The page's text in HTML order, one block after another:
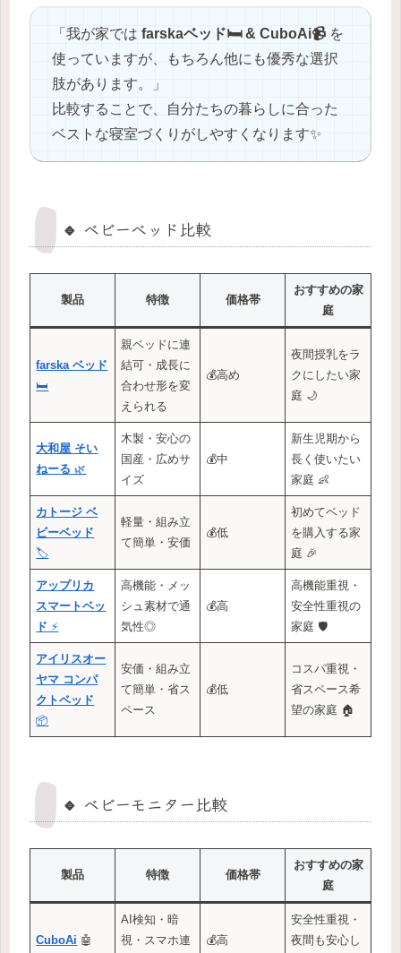
「我が家では farskaベッド🛏️ & CuboAi📹 を
使っていますが、もちろん他にも優秀な選択
肢があります。」
比較することで、自分たちの暮らしに合った
ベストな寝室づくりがしやすくなります✨
🔹 ベビーベッド比較
製品 特徴 価格帯
おすすめの家
庭
farska ベッド
🛏️
親ベッドに連
結可・成長に
合わせ形を変
えられる
💰高め
夜間授乳をラ
クにしたい家
庭 🌙
大和屋 そい
ねーる 🌿
木製・安心の
国産・広めサ
イズ
💰中
新生児期から
長く使いたい
家庭 👶
カトージ ベ
ビーベッド
🏷️
軽量・組み立
て簡単・安価
💰低
初めてベッド
を購入する家
庭 🎉
アップリカ
スマートベッ
ド ⚡
高機能・メッ
シュ素材で通
気性◎
💰高
高機能重視・
安全性重視の
家庭 🛡️
アイリスオー
ヤマ コンパ
クトベッド
📦
安価・組み立
て簡単・省ス
ペース
💰低
コスパ重視・
省スペース希
望の家庭 🏠
🔹 ベビーモニター比較
製品 特徴 価格帯
おすすめの家
庭
CuboAi 🤖
AI検知・暗
視・スマホ連
💰高
安全性重視・
夜間も安心し